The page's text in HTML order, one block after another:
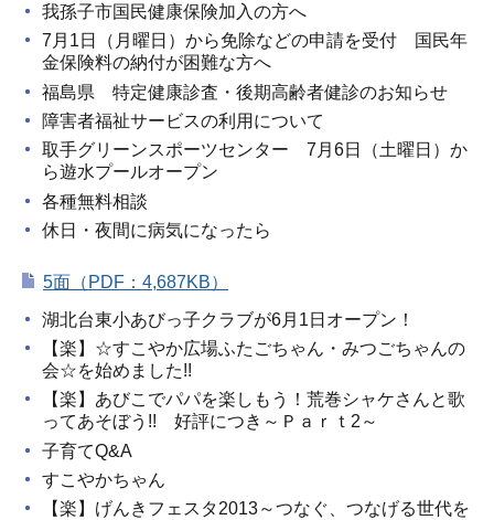
我孫子市国民健康保険加入の方へ
7月1日（月曜日）から免除などの申請を受付 国民年
金保険料の納付が困難な方へ
福島県 特定健康診査・後期高齢者健診のお知らせ
障害者福祉サービスの利用について
取手グリーンスポーツセンター 7月6日（土曜日）か
ら遊水プールオープン
各種無料相談
休日・夜間に病気になったら
5面（PDF：4,687KB）
湖北台東小あびっ子クラブが6月1日オープン！
【楽】☆すこやか広場ふたごちゃん・みつごちゃんの
会☆を始めました!!
【楽】あびこでパパを楽しもう！荒巻シャケさんと歌
ってあそぼう!! 好評につき～Ｐａｒｔ2～
子育てQ&A
すこやかちゃん
【楽】げんきフェスタ2013～つなぐ、つなげる世代を